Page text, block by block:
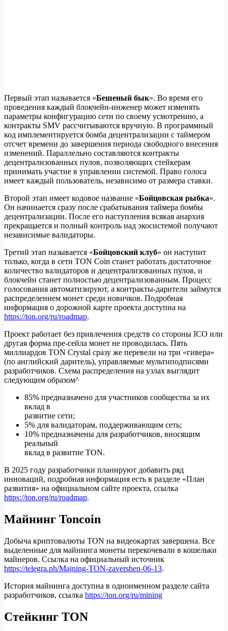
Первый этап называется «Бешеный бык». Во время его
проведения каждый блокчейн-инженер может изменять
параметры конфигурацию сети по своему усмотрению, а
контракты SMV рассчитываются вручную. В программный
код имплементируется бомба децентрализации с таймером
отсчет времени до завершения периода свободного внесения
изменений. Параллельно составляются контракты
децентрализованных пулов, позволяющих стейкерам
принимать участие в управлении системой. Право голоса
имеет каждый пользователь, независимо от размера ставки.
Второй этап имеет кодовое название «Бойцовская рыбка».
Он начинается сразу после срабатывания таймера бомбы
децентрализации. После его наступления всякая анархия
прекращается и полный контроль над экосистемой получают
независимые валидаторы.
Третий этап называется «Бойцовский клуб» он наступит
только, когда в сети TON Coin станет работать достаточное
количество валидаторов и децентрализованных пулов, и
блокчейн станет полностью децентрализованным. Процесс
голосования автоматизируют, а контракты-дарители займутся
распределением монет среди новичков. Подробная
информация о дорожной карте проекта доступна на
https://ton.org/ru/roadmap.
Проект работает без привлечения средств со стороны ICO или
другая форма пре-сейла монет не проводилась. Пять
миллиардов TON Crystal сразу же перевели на три «гивера»
(по английский даритель), управляемые мультиподписями
разработчиков. Схема распределения на узлах выглядит
следующим образом^
85% предназначено для участников сообщества за их
вклад в
развитие сети;
5% для валидаторам, поддерживающим сеть;
10% предназначены для разработчиков, вносящим
реальный
вклад в развитие TON.
В 2025 году разработчики планируют добавить ряд
инноваций, подробная информация есть в разделе «План
развития» на официальном сайте проекта, ссылка
https://ton.org/ru/roadmap.
Майнинг Toncoin
Добыча криптовалюты TON на видеокартах завершена. Все
выделенные для майнинга монеты перекочевали в кошельки
майнеров. Ссылка на официальный источник
https://telegra.ph/Majning-TON-zavershen-06-13.
История майнинга доступна в одноименном разделе сайта
разработчиков, ссылка https://ton.org/ru/mining
Стейкинг TON